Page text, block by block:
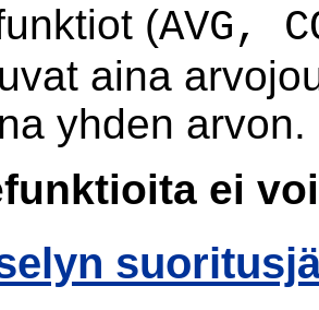
(AVG,
aina
yhden arvon.
ei